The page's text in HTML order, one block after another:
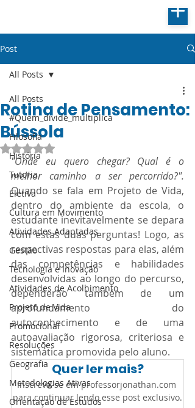
Post
All Posts
#Quem_divide_multiplica
Filosofia
História
Tutoria
Eletiva
Cultura em Movimento
Atividades Adaptadas
Gestão
Tecnologia e Inovação
Atividades de Acolhimento
Projeto de Vida
Promocional
Resoluções
Geografia
Metodologias Ativas
Orientação de Estudos
All Posts
Rotina de Pensamento:
Bússola
Avaliado com NaN de 5 estrelas.
"Onde eu quero chegar? Qual é o
melhor caminho a ser percorrido?".
Quando se fala em Projeto de Vida,
dentro do ambiente da escola, o
estudante inevitavelmente se depara
com estas duas perguntas! Logo, as
respectivas respostas para elas, além
das competências e habilidades
desenvolvidas ao longo do percurso,
dependerão também de um
aprofundamento do
autoconhecimento e de uma
autoavaliação rigorosa, criteriosa e
sistemática promovida pelo aluno.
Quer ler mais?
Inscreva-se em professorjonathan.com
para continuar lendo esse post exclusivo.